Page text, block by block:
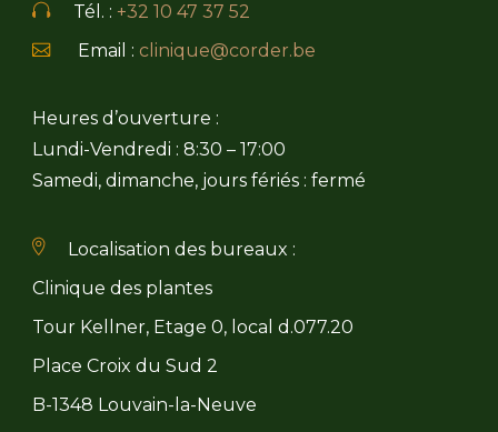
Tél. : +32 10 47 37 52
Email : clinique@corder.be
Heures d’ouverture :
Lundi-Vendredi : 8:30 – 17:00
Samedi, dimanche, jours fériés : fermé
Localisation des bureaux :
Clinique des plantes
Tour Kellner, Etage 0, local d.077.20
Place Croix du Sud 2
B-1348 Louvain-la-Neuve